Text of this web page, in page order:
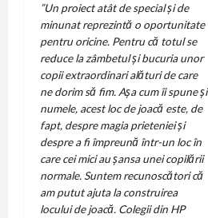
”Un proiect atât de special și de
minunat reprezintă o oportunitate
pentru oricine. Pentru că totul se
reduce la zâmbetul și bucuria unor
copii extraordinari alături de care
ne dorim să fim. Așa cum îi spune și
numele, acest loc de joacă este, de
fapt, despre magia prieteniei și
despre a fi împreună într-un loc în
care cei mici au șansa unei copilării
normale. Suntem recunoscători că
am putut ajuta la construirea
locului de joacă. Colegii din HP